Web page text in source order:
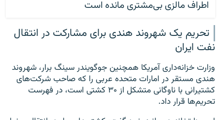
اطراف مالزی بی‌مشتری مانده است
تحریم یک شهروند هندی برای مشارکت در انتقال
نفت ایران
وزارت خزانه‌داری آمریکا همچنین جوگویندر سینگ برار، شهروند
هندی مستقر در امارات متحده عربی را که صاحب شرکت‌های
کشتیرانی با ناوگانی متشکل از ۳۰ کشتی است، در فهرست
تحریم‌ها قرار داد.